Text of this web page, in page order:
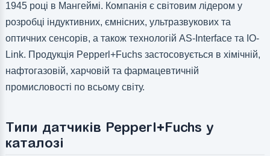
1945 році в Мангеймі. Компанія є світовим лідером у
розробці індуктивних, ємнісних, ультразвукових та
оптичних сенсорів, а також технологій AS-Interface та IO-
Link. Продукція Pepperl+Fuchs застосовується в хімічній,
нафтогазовій, харчовій та фармацевтичній
промисловості по всьому світу.
Типи датчиків Pepperl+Fuchs у
каталозі